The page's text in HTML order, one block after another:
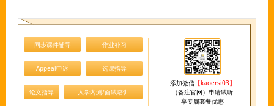
同步课件辅导 作业补习
Appeal申诉 选课指导
论文指导 入学内测/面试培训
添加微信【kaoersi03】
（备注官网）申请试听
享专属套餐优惠